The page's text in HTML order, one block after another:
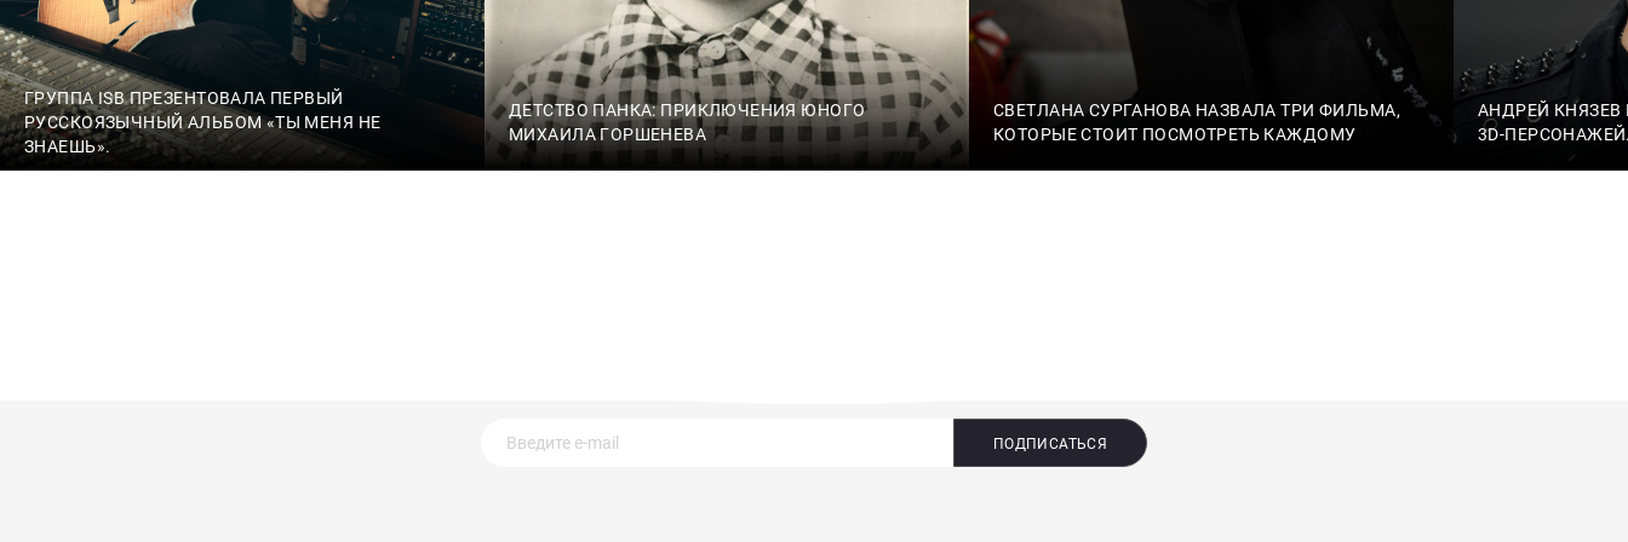
ГРУППА ISB ПРЕЗЕНТОВАЛА ПЕРВЫЙ
РУССКОЯЗЫЧНЫЙ АЛЬБОМ «ТЫ МЕНЯ НЕ
ЗНАЕШЬ».
ДЕТСТВО ПАНКА: ПРИКЛЮЧЕНИЯ ЮНОГО
МИХАИЛА ГОРШЕНЕВА
СВЕТЛАНА СУРГАНОВА НАЗВАЛА ТРИ ФИЛЬМА,
КОТОРЫЕ СТОИТ ПОСМОТРЕТЬ КАЖДОМУ
АНДРЕЙ
3D-
ПОДПИСАТЬСЯ